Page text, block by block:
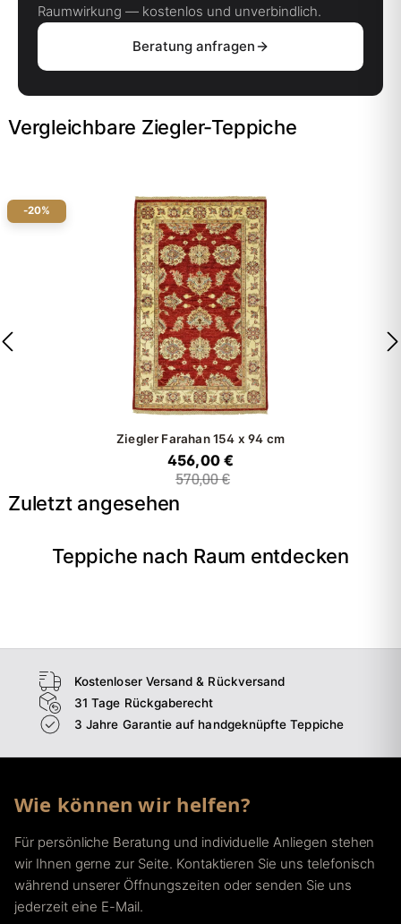
Raumwirkung — kostenlos und unverbindlich.
Beratung anfragen
Vergleichbare Ziegler-Teppiche
-20%
Ziegler Farahan154 x 94 cm
456,00 €
570,00 €
Zuletzt angesehen
Teppiche nach Raum entdecken
Wohnzimmer
Kostenloser Versand & Rückversand
31 Tage Rückgaberecht
3 Jahre Garantie auf handgeknüpfte Teppiche
Wie können wir helfen?
Für persönliche Beratung und individuelle Anliegen stehen
wir Ihnen gerne zur Seite. Kontaktieren Sie uns telefonisch
während unserer Öffnungszeiten oder senden Sie uns
jederzeit eine E-Mail.